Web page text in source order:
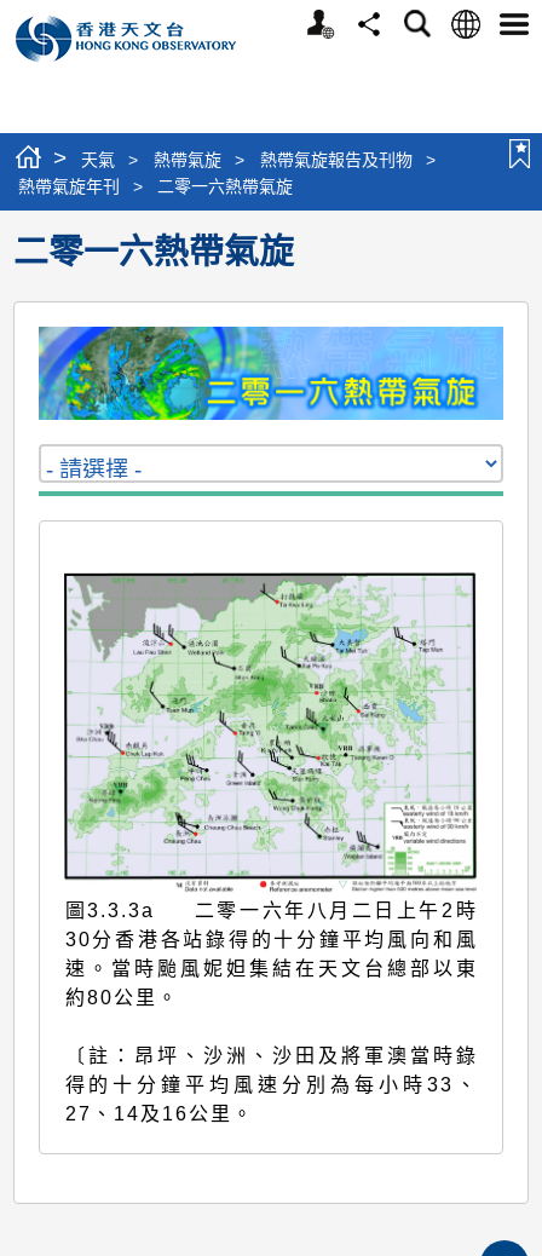
個
分
搜
語
選
> 天氣 > 熱帶氣旋 > 熱帶氣旋報告及刊物
>
熱帶氣旋年刊
> 二零一六熱帶氣旋
二零一六熱帶氣旋
圖3.3.3a 二零一六年八月二日上午2時
30分香港各站錄得的十分鐘平均風向和風
速。當時颱風妮妲集結在天文台總部以東
約80公里。
〔註：昂坪、沙洲、沙田及將軍澳當時錄
得的十分鐘平均風速分別為每小時33、
27、14及16公里。